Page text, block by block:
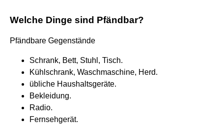
Welche Dinge sind Pfändbar?
Pfändbare Gegenstände
Schrank, Bett, Stuhl, Tisch.
Kühlschrank, Waschmaschine, Herd.
übliche Haushaltsgeräte.
Bekleidung.
Radio.
Fernsehgerät.